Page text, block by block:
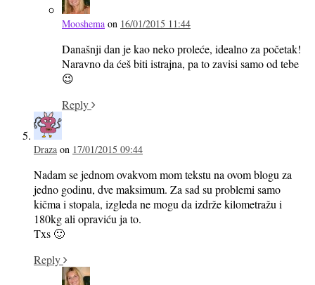
Mooshema on 16/01/2015 11:44
Današnji dan je kao neko proleće, idealno za početak!
Naravno da ćeš biti istrajna, pa to zavisi samo od tebe
😉
Reply
Draza on 17/01/2015 09:44
Nadam se jednom ovakvom mom tekstu na ovom blogu za
jedno godinu, dve maksimum. Za sad su problemi samo
kičma i stopala, izgleda ne mogu da izdrže kilometražu i
180kg ali opraviću ja to.
Txs 🙂
Reply